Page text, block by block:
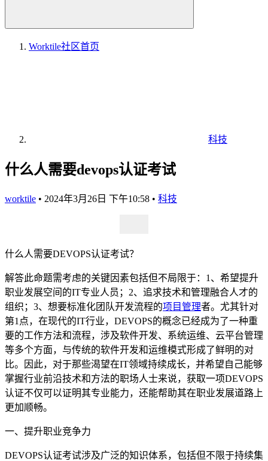
Worktile社区首页
科技
什么人需要devops认证考试
worktile • 2024年3月26日 下午10:58 • 科技
什么人需要DEVOPS认证考试？
解答此命题需考虑的关键因素包括但不局限于：1、希望提升
职业发展空间的IT专业人员；2、追求技术和管理融合人才的
组织；3、想要标准化团队开发流程的项目管理者。尤其针对
第1点，在现代的IT行业，DEVOPS的概念已经成为了一种重
要的工作方法和流程，涉及软件开发、系统运维、云平台管理
等多个方面，与传统的软件开发和运维模式形成了鲜明的对
比。因此，对于那些渴望在IT领域持续成长，并希望自己能够
掌握行业前沿技术和方法的职场人士来说，获取一项DEVOPS
认证不仅可以证明其专业能力，还能帮助其在职业发展道路上
更加顺畅。
一、提升职业竞争力
DEVOPS认证考试涉及广泛的知识体系，包括但不限于持续集